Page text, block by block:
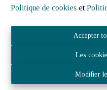
Politique de cookies et
Accepter
Les
Modifier